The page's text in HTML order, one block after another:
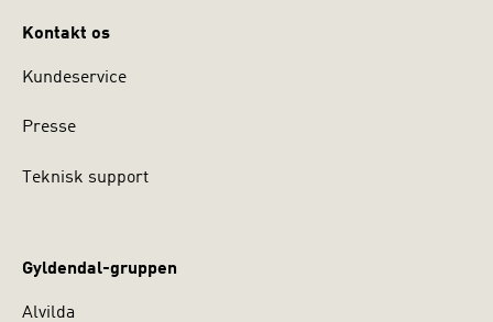
Kontakt os
Kundeservice
Presse
Teknisk support
Gyldendal-gruppen
Alvilda